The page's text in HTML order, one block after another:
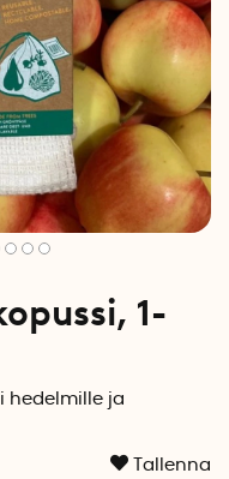
1-
hedelmille ja
Tallenna